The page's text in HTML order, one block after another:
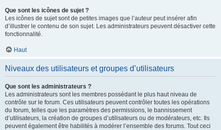
Que sont les icônes de sujet ?
Les icônes de sujet sont de petites images que l’auteur peut insérer afin
d’illustrer le contenu de son sujet. Les administrateurs peuvent désactiver cette
fonctionnalité.
Haut
Niveaux des utilisateurs et groupes d’utilisateurs
Que sont les administrateurs ?
Les administrateurs sont les membres possédant le plus haut niveau de
contrôle sur le forum. Ces utilisateurs peuvent contrôler toutes les opérations
du forum, telles que les paramètres des permissions, le bannissement
d’utilisateurs, la création de groupes d’utilisateurs ou de modérateurs, etc. Ils
peuvent également être habilités à modérer l’ensemble des forums. Tout ceci